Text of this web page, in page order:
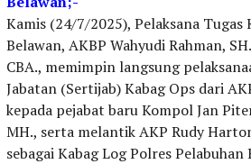
Kamis (24/7/2025), Pelaksana Tugas
Belawan, AKBP Wahyudi Rahman,
CBA., memimpin langsung
Jabatan (Sertijab) Kabag Ops dari
kepada pejabat baru Kompol Jan
MH., serta melantik AKP Rudy
sebagai Kabag Log Polres Pelabuhan